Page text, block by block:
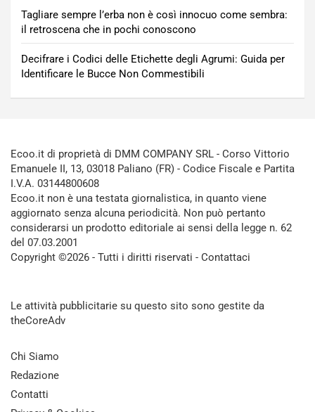
Tagliare sempre l’erba non è così innocuo come sembra:
il retroscena che in pochi conoscono
Decifrare i Codici delle Etichette degli Agrumi: Guida per
Identificare le Bucce Non Commestibili
Ecoo.it di proprietà di DMM COMPANY SRL - Corso Vittorio
Emanuele II, 13, 03018 Paliano (FR) - Codice Fiscale e Partita
I.V.A. 03144800608
Ecoo.it non è una testata giornalistica, in quanto viene
aggiornato senza alcuna periodicità. Non può pertanto
considerarsi un prodotto editoriale ai sensi della legge n. 62
del 07.03.2001
Copyright ©2026 - Tutti i diritti riservati - Contattaci
Le attività pubblicitarie su questo sito sono gestite da
theCoreAdv
Chi Siamo
Redazione
Contatti